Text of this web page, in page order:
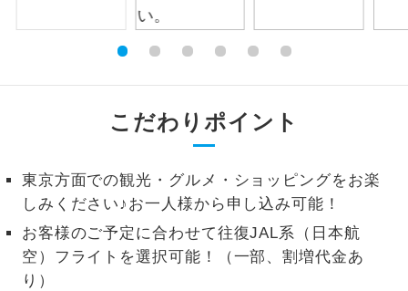
こだわりポイント
東京方面での観光・グルメ・ショッピングをお楽
しみください♪お一人様から申し込み可能！
お客様のご予定に合わせて往復JAL系（日本航
空）フライトを選択可能！（一部、割増代金あ
り）
をじっくり聞くことができます。
2名様催行
2名様から出発可能な個人型プランで
おひとり様参
加限定
おひとり様限定でご参加いただけるコー
スです。
1名様1室同代
金
1名様1室利用でも追加料金がかからない